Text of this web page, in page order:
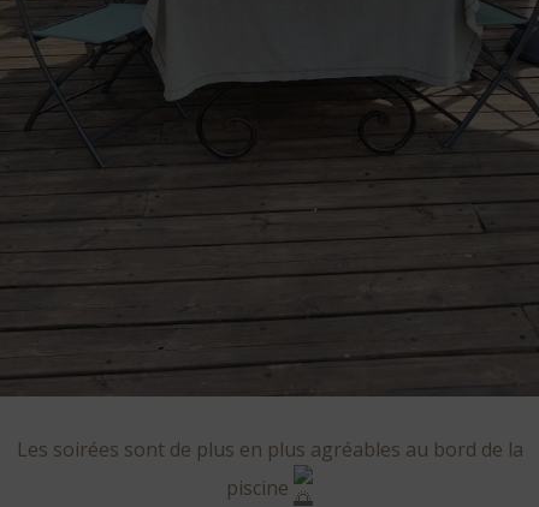
Les soirées sont de plus en plus agréables au bord de la
piscine